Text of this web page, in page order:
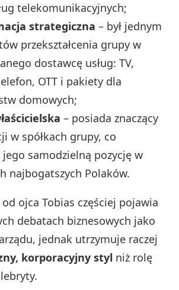
telekomunikacyjnych;
strategiczna – był jednym
przekształcenia grupy w
dostawcę usług: TV,
OTT i pakiety dla
domowych;
– posiada znaczący
w spółkach grupy, co
samodzielną pozycję w
najbogatszych Polaków.
ojca Tobias częściej pojawia
debatach biznesowych jako
jednak utrzymuje raczej
korporacyjny styl niż rolę